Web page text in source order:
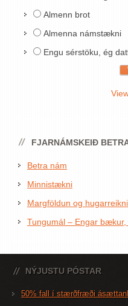
Almenn brot
Almenna námstækni
Engu sérstöku, ég
FJARNÁMSKEIÐ
Betra nám
Minnistækni
Margföldun og
Tungumál – Engar
NÝJUSTU PÓSTAR
50% fall í stærðfræði